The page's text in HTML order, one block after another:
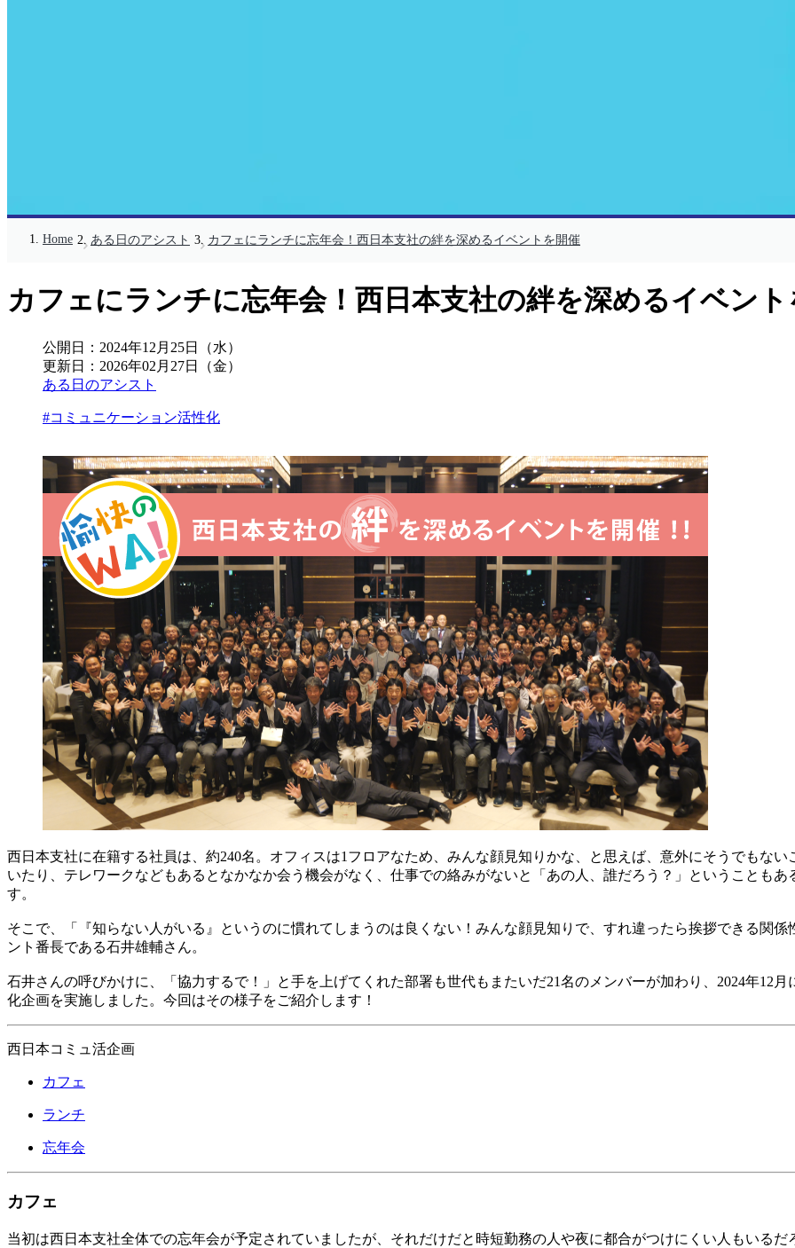
Home ある日のアシスト カフェにランチに忘年会！西日本支社の絆を深めるイベントを開催
カフェにランチに忘年会！西日本支社の絆を深めるイベン
公開日： 2024年12月25日（水）
更新日： 2026年02月27日（金）
ある日のアシスト
#コミュニケーション活性化
西日本支社に在籍する社員は、約240名。オフィスは1フロアなため、みんな顔見知りかな、と思えば、意外にそうでもな
いたり、テレワークなどもあるとなかなか会う機会がなく、仕事での絡みがないと「あの人、誰だろう？」ということも
す。
そこで、「『知らない人がいる』というのに慣れてしまうのは良くない！みんな顔見知りで、すれ違ったら挨拶できる関
ント番長である石井雄輔さん。
石井さんの呼びかけに、「協力するで！」と手を上げてくれた部署も世代もまたいだ21名のメンバーが加わり、2024年12
化企画を実施しました。今回はその様子をご紹介します！
西日本コミュ活企画
カフェ
ランチ
忘年会
カフェ
当初は西日本支社全体での忘年会が予定されていましたが、それだけだと時短勤務の人や夜に都合がつけにくい人もいる